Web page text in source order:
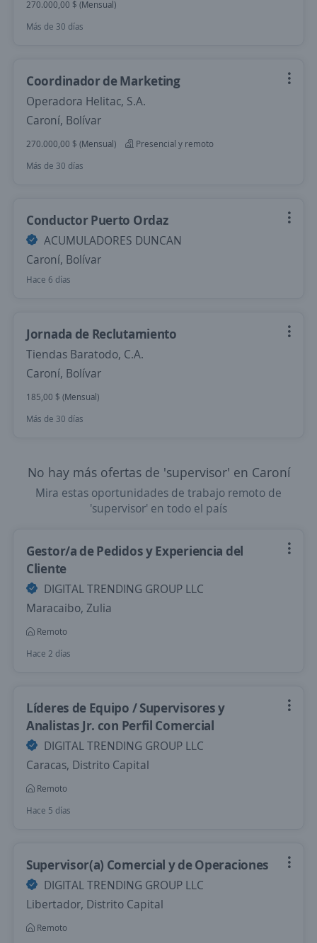
270.000,00 $ (Mensual)
Más de 30 días
Coordinador de Marketing
Operadora Helitac, S.A.
Caroní, Bolívar
270.000,00 $ (Mensual)
Presencial y remoto
Más de 30 días
Conductor Puerto Ordaz
ACUMULADORES DUNCAN
Caroní, Bolívar
Hace 6 días
Jornada de Reclutamiento
Tiendas Baratodo, C.A.
Caroní, Bolívar
185,00 $ (Mensual)
Más de 30 días
No hay más ofertas de 'supervisor' en Caroní
Mira estas oportunidades de trabajo remoto de
'supervisor' en todo el país
Gestor/a de Pedidos y Experiencia del
Cliente
DIGITAL TRENDING GROUP LLC
Maracaibo, Zulia
Remoto
Hace 2 días
Líderes de Equipo / Supervisores y
Analistas Jr. con Perfil Comercial
DIGITAL TRENDING GROUP LLC
Caracas, Distrito Capital
Remoto
Hace 5 días
Supervisor(a) Comercial y de Operaciones
DIGITAL TRENDING GROUP LLC
Libertador, Distrito Capital
Remoto